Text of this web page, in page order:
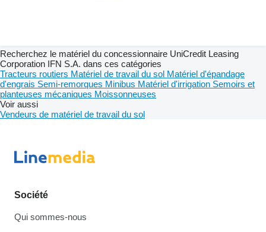
Recherchez le matériel du concessionnaire UniCredit Leasing
Corporation IFN S.A. dans ces catégories
Tracteurs routiers Matériel de travail du sol Matériel d'épandage
d'engrais Semi-remorques Minibus Matériel d'irrigation Semoirs et
planteuses mécaniques Moissonneuses
Voir aussi
Vendeurs de matériel de travail du sol
Société
Qui sommes-nous